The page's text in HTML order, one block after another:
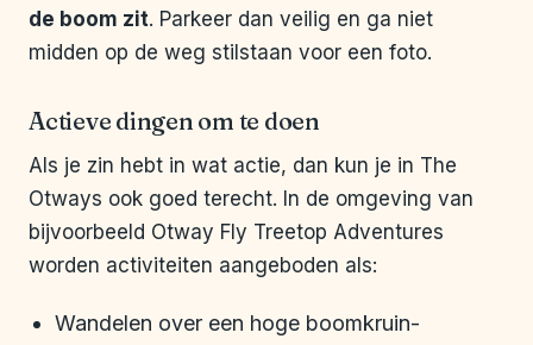
de boom zit. Parkeer dan veilig en ga niet
midden op de weg stilstaan voor een foto.
Actieve dingen om te doen
Als je zin hebt in wat actie, dan kun je in The
Otways ook goed terecht. In de omgeving van
bijvoorbeeld Otway Fly Treetop Adventures
worden activiteiten aangeboden als:
Wandelen over een hoge boomkruin-